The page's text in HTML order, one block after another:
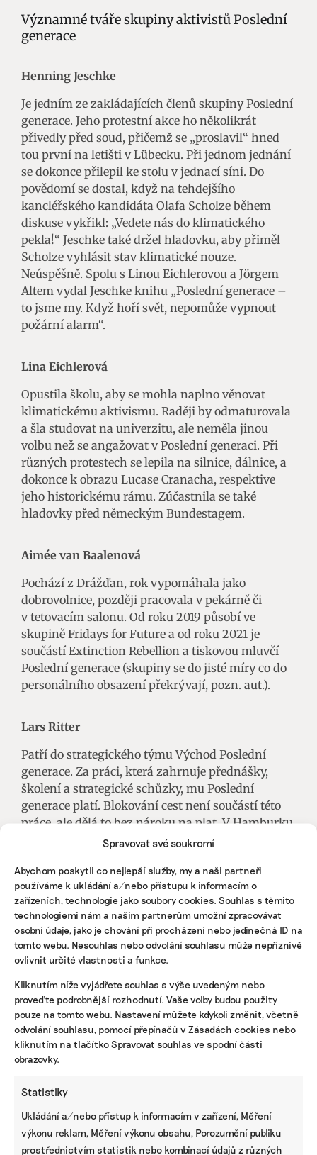
Spravovat své soukromí
Abychom poskytli co nejlepší služby, my a naši partneři
používáme k ukládání a/nebo přístupu k informacím o
zařízeních, technologie jako soubory cookies. Souhlas s těmito
technologiemi nám a našim partnerům umožní zpracovávat
osobní údaje, jako je chování při procházení nebo jedinečná ID na
tomto webu. Nesouhlas nebo odvolání souhlasu může nepříznivě
ovlivnit určité vlastnosti a funkce.
Kliknutím níže vyjádřete souhlas s výše uvedeným nebo
proveďte podrobnější rozhodnutí. Vaše volby budou použity
pouze na tomto webu. Nastavení můžete kdykoli změnit, včetně
odvolání souhlasu, pomocí přepínačů v Zásadách cookies nebo
kliknutím na tlačítko Spravovat souhlas ve spodní části
obrazovky.
Statistiky
Ukládání a/nebo přístup k informacím v zařízení, Měření
výkonu reklam, Měření výkonu obsahu, Porozumění publiku
prostřednictvím statistik nebo kombinací údajů z různých
Významné tváře skupiny aktivistů Poslední
generace
Henning Jeschke
Je jedním ze zakládajících členů skupiny Poslední
generace. Jeho protestní akce ho několikrát
přivedly před soud, přičemž se „proslavil“ hned
tou první na letišti v Lübecku. Při jednom jednání
se dokonce přilepil ke stolu v jednací síni. Do
povědomí se dostal, když na tehdejšího
kancléřského kandidáta Olafa Scholze během
diskuse vykřikl: „Vedete nás do klimatického
pekla!“ Jeschke také držel hladovku, aby přiměl
Scholze vyhlásit stav klimatické nouze.
Neúspěšně. Spolu s Linou Eichlerovou a Jörgem
Altem vydal Jeschke knihu „Poslední generace –
to jsme my. Když hoří svět, nepomůže vypnout
požární alarm“.
Lina Eichlerová
Opustila školu, aby se mohla naplno věnovat
klimatickému aktivismu. Raději by odmaturovala
a šla studovat na univerzitu, ale neměla jinou
volbu než se angažovat v Poslední generaci. Při
různých protestech se lepila na silnice, dálnice, a
dokonce k obrazu Lucase Cranacha, respektive
jeho historickému rámu. Zúčastnila se také
hladovky před německým Bundestagem.
Aimée van Baalenová
Pochází z Drážďan, rok vypomáhala jako
dobrovolnice, později pracovala v pekárně či
v tetovacím salonu. Od roku 2019 působí ve
skupině Fridays for Future a od roku 2021 je
součástí Extinction Rebellion a tiskovou mluvčí
Poslední generace (skupiny se do jisté míry co do
personálního obsazení překrývají, pozn. aut.).
Lars Ritter
Patří do strategického týmu Východ Poslední
generace. Za práci, která zahrnuje přednášky,
školení a strategické schůzky, mu Poslední
generace platí. Blokování cest není součástí této
práce, ale dělá to bez nároku na plat. V Hamburku
strávil nějaký čas v preventivní vazbě, aby se
– a to na samotce s pouhou jednou hodinou
denně na dvoře. Při střetu s policisty ho jejich
chvaty přivedly „na hranici fyzických možností“,
křičel, ale nebránil se. Skončil v nemocnici bez
vážných zranění.
Carla Rochelová
Přerušila studium na univerzitě, aby se mohla
věnovat boji proti klimatické politice německé
vlády. V listopadu roku 2022 se dostala do
povědomí širší veřejnosti díky vystoupení v talk
jednou z nejznámějších členek a působí jako
mluvčí.